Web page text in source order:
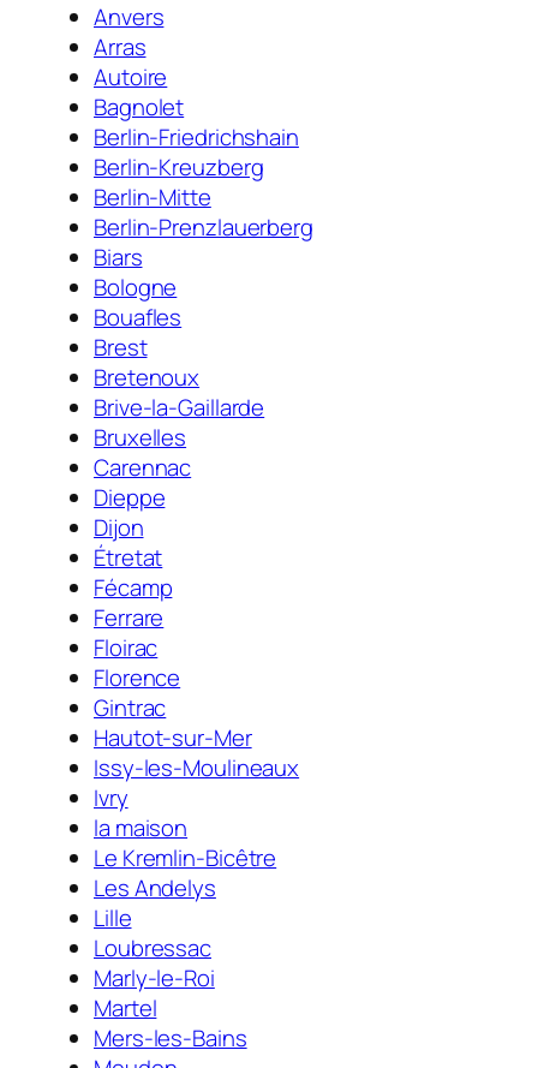
Anvers
Arras
Autoire
Bagnolet
Berlin-Friedrichshain
Berlin-Kreuzberg
Berlin-Mitte
Berlin-Prenzlauerberg
Biars
Bologne
Bouafles
Brest
Bretenoux
Brive-la-Gaillarde
Bruxelles
Carennac
Dieppe
Dijon
Étretat
Fécamp
Ferrare
Floirac
Florence
Gintrac
Hautot-sur-Mer
Issy-les-Moulineaux
Ivry
la maison
Le Kremlin-Bicêtre
Les Andelys
Lille
Loubressac
Marly-le-Roi
Martel
Mers-les-Bains